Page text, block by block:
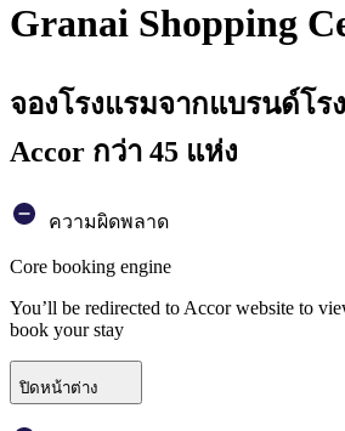
Granai Shopping
จองโรงแรมจากแบรนด์โร
Accor กว่า 45 แห่ง
ความผิดพลาด
Core booking engine
You’ll be redirected to Accor website to
book your stay
ปิดหน้าต่าง